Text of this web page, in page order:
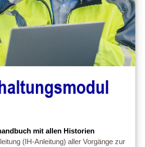
mit allen Historien
(IH-Anleitung) aller Vorgänge zur